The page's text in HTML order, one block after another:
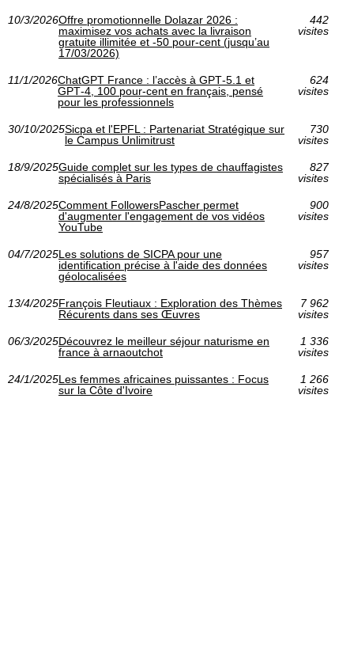
10/3/2026Offre promotionnelle Dolazar 2026 :
maximisez vos achats avec la livraison
gratuite illimitée et -50 pour-cent (jusqu’au
17/03/2026)
442
visites
11/1/2026ChatGPT France : l’accès à GPT‑5.1 et
GPT‑4, 100 pour-cent en français, pensé
pour les professionnels
624
visites
30/10/2025Sicpa et l'EPFL : Partenariat Stratégique sur
le Campus Unlimitrust
730
visites
18/9/2025Guide complet sur les types de chauffagistes
spécialisés à Paris
827
visites
24/8/2025Comment FollowersPascher permet
d'augmenter l'engagement de vos vidéos
YouTube
900
visites
04/7/2025Les solutions de SICPA pour une
identification précise à l'aide des données
géolocalisées
957
visites
13/4/2025François Fleutiaux : Exploration des Thèmes
Récurents dans ses Œuvres
7 962
visites
06/3/2025Découvrez le meilleur séjour naturisme en
france à arnaoutchot
1 336
visites
24/1/2025Les femmes africaines puissantes : Focus
sur la Côte d'Ivoire
1 266
visites